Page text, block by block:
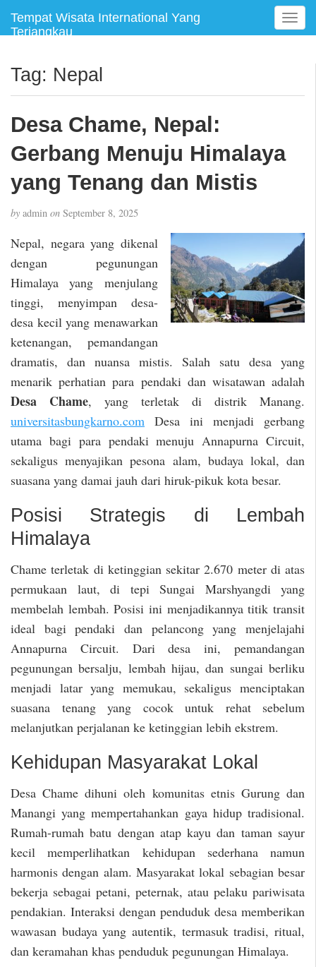
Tempat Wisata International Yang
Terjangkau
T
o
e
o
n
Tag: Nepal
Desa Chame, Nepal:
Gerbang Menuju Himalaya
yang Tenang dan Mistis
by admin on September 8, 2025
Nepal, negara yang dikenal
dengan pegunungan
Himalaya yang menjulang
tinggi, menyimpan desa-
desa kecil yang menawarkan
ketenangan, pemandangan
dramatis, dan nuansa mistis. Salah satu desa yang
menarik perhatian para pendaki dan wisatawan adalah
Desa Chame, yang terletak di distrik Manang.
universitasbungkarno.com Desa ini menjadi gerbang
utama bagi para pendaki menuju Annapurna Circuit,
sekaligus menyajikan pesona alam, budaya lokal, dan
suasana yang damai jauh dari hiruk-pikuk kota besar.
Posisi Strategis di Lembah
Himalaya
Chame terletak di ketinggian sekitar 2.670 meter di atas
permukaan laut, di tepi Sungai Marshyangdi yang
membelah lembah. Posisi ini menjadikannya titik transit
ideal bagi pendaki dan pelancong yang menjelajahi
Annapurna Circuit. Dari desa ini, pemandangan
pegunungan bersalju, lembah hijau, dan sungai berliku
menjadi latar yang memukau, sekaligus menciptakan
suasana tenang yang cocok untuk rehat sebelum
melanjutkan perjalanan ke ketinggian lebih ekstrem.
Kehidupan Masyarakat Lokal
Desa Chame dihuni oleh komunitas etnis Gurung dan
Manangi yang mempertahankan gaya hidup tradisional.
Rumah-rumah batu dengan atap kayu dan taman sayur
kecil memperlihatkan kehidupan sederhana namun
harmonis dengan alam. Masyarakat lokal sebagian besar
bekerja sebagai petani, peternak, atau pelaku pariwisata
pendakian. Interaksi dengan penduduk desa memberikan
wawasan budaya yang autentik, termasuk tradisi, ritual,
dan keramahan khas penduduk pegunungan Himalaya.